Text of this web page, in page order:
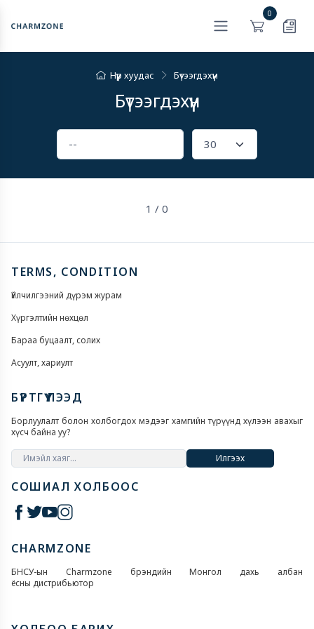
0
Нүүр хуудас Бүтээгдэхүүн
Бүтээгдэхүүн
1 / 0
TERMS, CONDITION
Үйлчилгээний дүрэм журам
Хүргэлтийн нөхцөл
Бараа буцаалт, солих
Асуулт, хариулт
БҮРТГҮҮЛЭЭД
Борлуулалт болон холбогдох мэдээг хамгийн түрүүнд хүлээн авахыг
хүсч байна уу?
Илгээх
СОШИАЛ ХОЛБООС
CHARMZONE
БНСУ-ын Charmzone брэндийн Монгол дахь албан
ёсны дистрибьютор